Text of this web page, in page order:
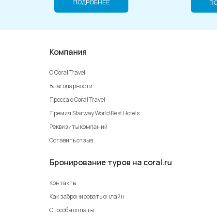
ПОДРОБНЕЕ
Компания
О Coral Travel
Благодарности
Пресса о Coral Travel
Премия Starway World Best Hotels
Реквизиты компаний
Оставить отзыв
Бронирование туров на coral.ru
Контакты
Как забронировать онлайн
Способы оплаты